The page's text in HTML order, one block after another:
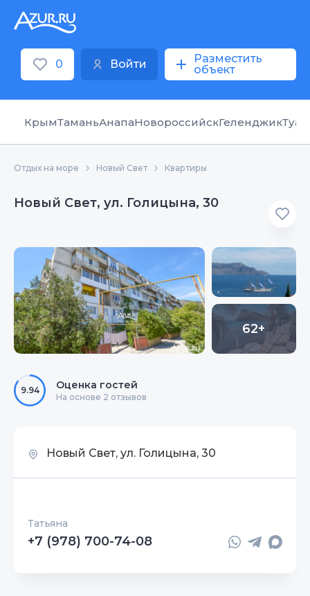
0 Войти
Разместить
объект
КрымТаманьАнапаНовороссийскГеленджик
Отдых на море Новый Свет Квартиры
Новый Свет, ул. Голицына, 30
62+
9.94 Оценка гостей
На основе 2 отзывов
Новый Свет, ул. Голицына, 30
Татьяна
+7 (978) 700-74-08